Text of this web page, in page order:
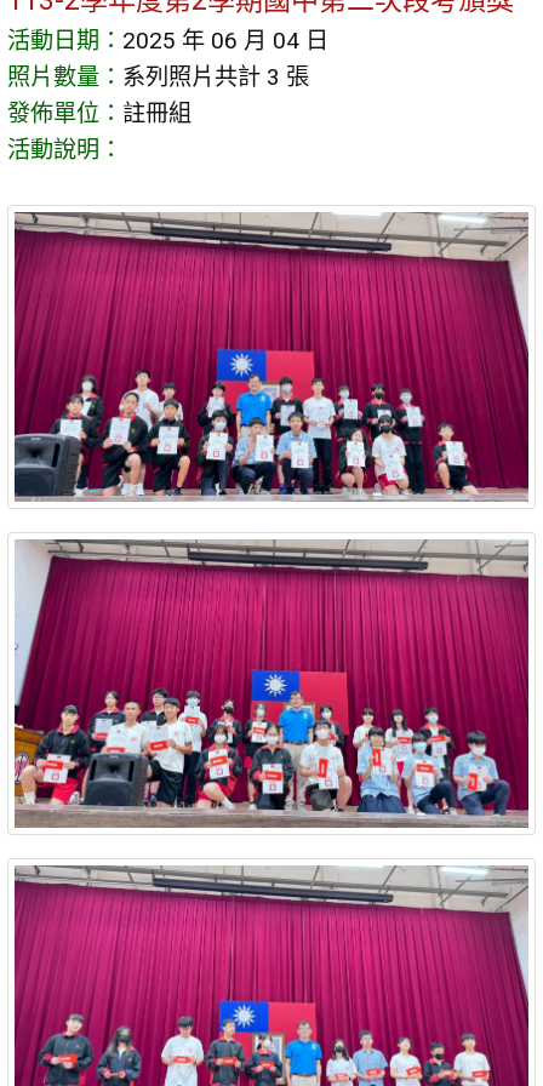
活動日期： 2025 年 06 月 04 日
照片數量： 系列照片共計 3 張
發佈單位： 註冊組
活動說明：